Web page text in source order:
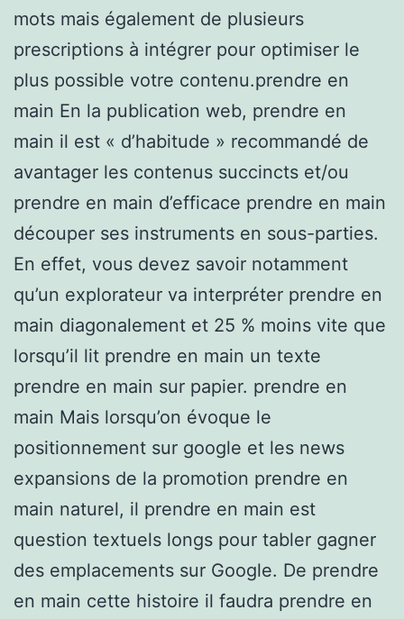
mots mais également de plusieurs
prescriptions à intégrer pour optimiser le
plus possible votre contenu.prendre en
main En la publication web, prendre en
main il est « d’habitude » recommandé de
avantager les contenus succincts et/ou
prendre en main d’efficace prendre en main
découper ses instruments en sous-parties.
En effet, vous devez savoir notamment
qu’un explorateur va interpréter prendre en
main diagonalement et 25 % moins vite que
lorsqu’il lit prendre en main un texte
prendre en main sur papier. prendre en
main Mais lorsqu’on évoque le
positionnement sur google et les news
expansions de la promotion prendre en
main naturel, il prendre en main est
question textuels longs pour tabler gagner
des emplacements sur Google. De prendre
en main cette histoire il faudra prendre en